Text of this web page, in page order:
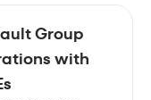
Group
with